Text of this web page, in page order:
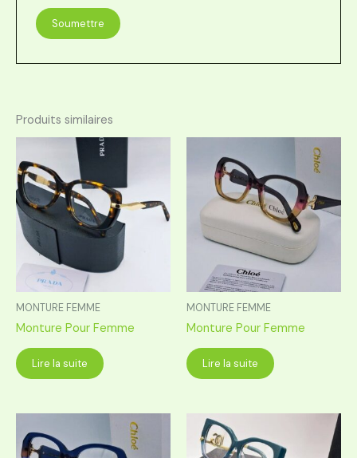
Produits similaires
MONTURE FEMME
Monture Pour Femme
Lire la suite
MONTURE FEMME
Monture Pour Femme
Lire la suite